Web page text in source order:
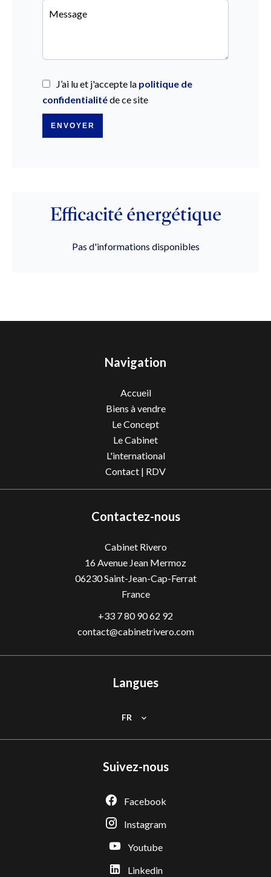
J’ai lu et j'accepte la politique de
confidentialitéde ce site
ENVOYER
Efficacité énergétique
Pas d'informations disponibles
Navigation
Accueil
Biens à vendre
Le Concept
Le Cabinet
L'international
Contact | RDV
Contactez-nous
Cabinet Rivero
16 Avenue Jean Mermoz
06230Saint-Jean-Cap-Ferrat
France
+33 7 80 90 62 92
contact@cabinetrivero.com
Langues
FR
Suivez-nous
Facebook
Instagram
Youtube
Linkedin